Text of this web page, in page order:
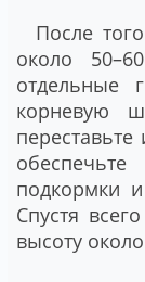
После
около
отдельные
корневую
подкормки
Спустя
высоту